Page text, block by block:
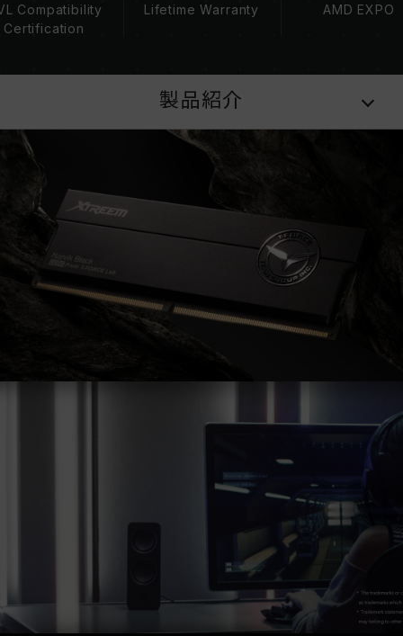
ードのBIOSバージョンは、メモリの動作周波数
にしない場合、メモリはSPDのデフォルト周波数
（JEDEC標準）で動作し、例えばDDR5-
4800（またはそれ以下）となります。これは正
常な動作であり、製品の欠陥ではありません。
り、一部のマザーボードでは、指定された周波数
に達しない可能性があります。最大動作周波数
は、システム設定性によって決まります。
オーバークロック（XMP 3.0 / EXPOを有効化）
はJEDEC標準に準拠しておらず、システムの安
定性に影響を及ぼす可能性があります。オーバー
クロックによる不安定性が発生した場合は、
BIOSの設定をデフォルトに戻してください。
ご使用のマザーボードおよびプロセッサが、対応
するオーバークロック技術（XMP 3.0 / EXPO）
をサポートしているかをご確認ください。対応し
ていない場合、メモリは指定のオーバークロック
周波数に達しない可能性があります。
TEAMGROUPのメモリモジュールは標準電圧範
囲内でテストされています。マザーボードやプロ
セッサの故障が発生した場合は、それぞれの製造
元のアフターサービスにお問い合わせください。
Compatibility
Certification
Lifetime Warranty AMD EXPO
製品紹介